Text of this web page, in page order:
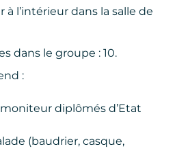
l’intérieur dans la salle de
dans le groupe : 10.
:
moniteur diplômés d’Etat
(baudrier, casque,